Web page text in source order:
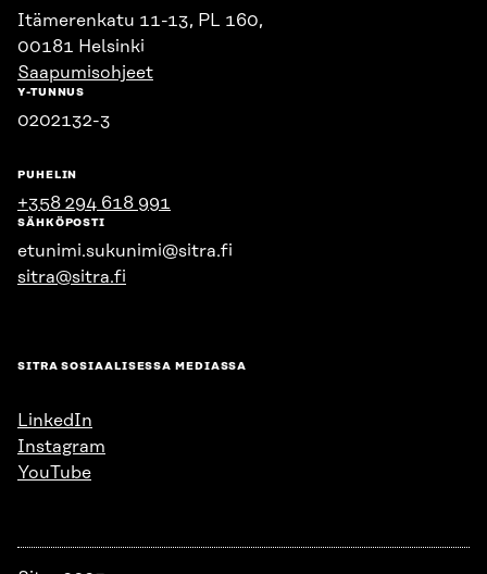
Itämerenkatu 11-13, PL 160,
00181 Helsinki
Saapumisohjeet
Y-TUNNUS
0202132-3
PUHELIN
+358 294 618 991
SÄHKÖPOSTI
etunimi.sukunimi@sitra.fi
sitra@sitra.fi
SITRA SOSIAALISESSA MEDIASSA
LinkedIn
Instagram
YouTube